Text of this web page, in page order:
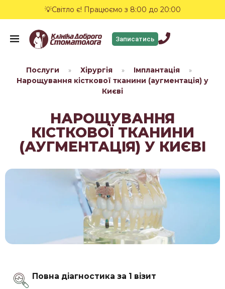
💡Світло є! Працюємо з 8:00 до 20:00
Записатись
Послуги » Хірургія » Імплантація »
Нарощування кісткової тканини (аугментація) у
Києві
НАРОЩУВАННЯ
КІСТКОВОЇ ТКАНИНИ
(АУГМЕНТАЦІЯ) У КИЄВІ
Повна діагностика за 1 візит